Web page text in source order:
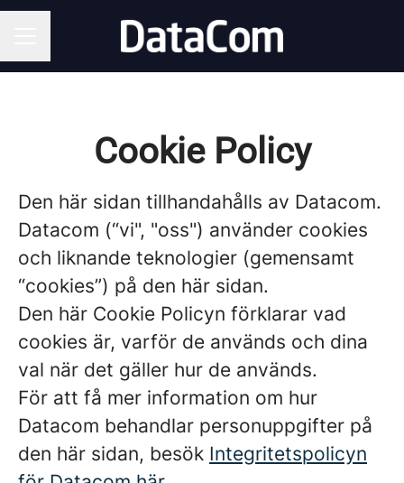
Cookie Policy
Den här sidan tillhandahålls av Datacom.
Datacom (“vi", "oss") använder cookies
och liknande teknologier (gemensamt
“cookies”) på den här sidan.
Den här Cookie Policyn förklarar vad
cookies är, varför de används och dina
val när det gäller hur de används.
För att få mer information om hur
Datacom behandlar personuppgifter på
den här sidan, besök Integritetspolicyn